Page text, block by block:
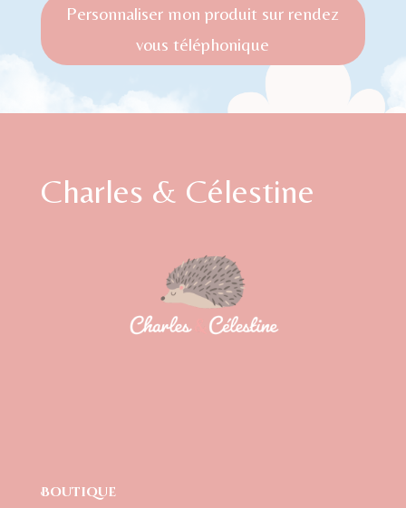
Personnaliser mon produit sur rendez
vous téléphonique
Charles & Célestine
Boutique